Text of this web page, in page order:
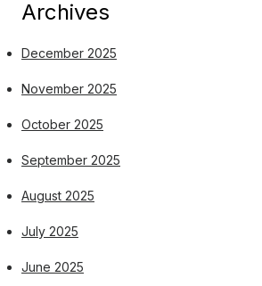
Archives
December 2025
November 2025
October 2025
September 2025
August 2025
July 2025
June 2025